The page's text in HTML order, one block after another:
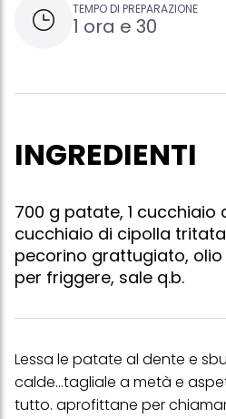
TEMPO DI PREPARAZIONE
1 ora e 30
INGREDIENTI
700 g patate, 1 cucchiaio
cucchiaio di cipolla
pecorino grattugiato,
per friggere, sale q.b.
Lessa le patate al dente e
calde...tagliale a metà e
tutto. aprofittane per